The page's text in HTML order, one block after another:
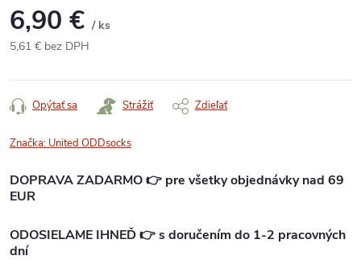
6,90 € / ks
5,61 € bez DPH
cena:
Opýtať sa Strážiť Zdieľať
Značka: United ODDsocks
DOPRAVA ZADARMO 👉 pre všetky objednávky nad 69
EUR
ODOSIELAME IHNEĎ 👉 s doručením do 1-2 pracovných
dní